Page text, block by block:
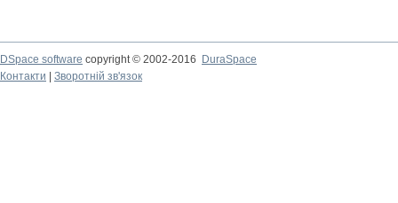
DSpace software copyright © 2002-2016
DuraSpace
Контакти
Зворотній зв'язок